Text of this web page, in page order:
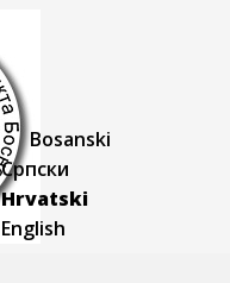
Bosanski
Српски
Hrvatski
English